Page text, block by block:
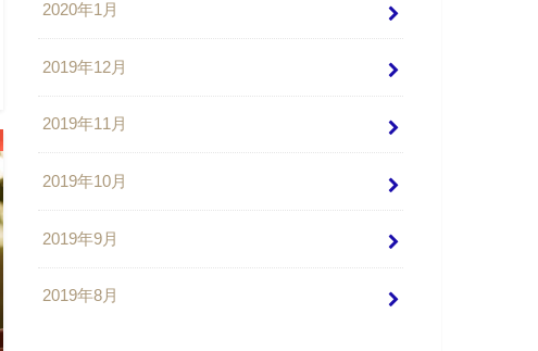
2020年1月
2019年12月
2019年11月
2019年10月
2019年9月
2019年8月